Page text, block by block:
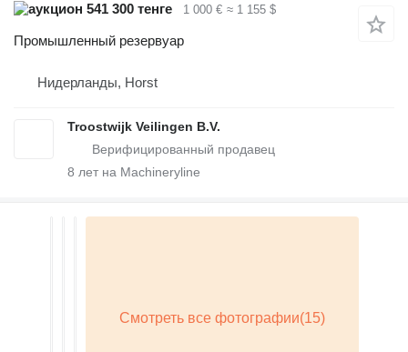
541 300 тенге
1 000 € ≈ 1 155 $
Промышленный резервуар
Нидерланды, Horst
Troostwijk Veilingen B.V.
8 лет на Machineryline